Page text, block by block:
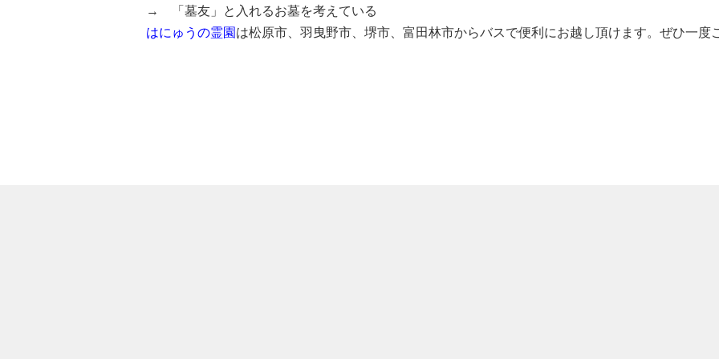
→ 「墓友」と入れるお墓を考えている
はにゅうの霊園 は松原市、羽曳野市、堺市、富田林市からバスで便利にお越し頂けます。ぜひ一度